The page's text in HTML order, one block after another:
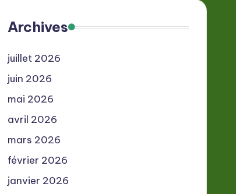
Archives
juillet 2026
juin 2026
mai 2026
avril 2026
mars 2026
février 2026
janvier 2026